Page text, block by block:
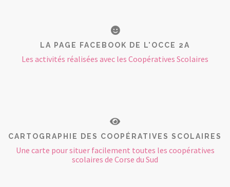
LA PAGE FACEBOOK DE L'OCCE 2A
Les activités réalisées avec les Coopératives Scolaires
CARTOGRAPHIE DES COOPÉRATIVES SCOLAIRES
Une carte pour situer facilement toutes les coopératives
scolaires de Corse du Sud